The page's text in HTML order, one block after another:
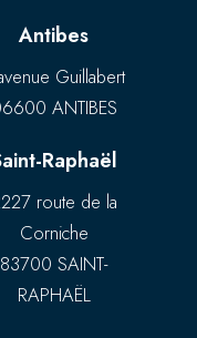
Antibes
Guillabert
ANTIBES
Raphaël
route de la
Corniche
83700 SAINT-
RAPHAËL